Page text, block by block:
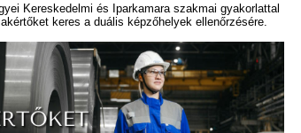
Kereskedelmi és Iparkamara szakmai gyakorlattal
keres a duális képzőhelyek ellenőrzésére.